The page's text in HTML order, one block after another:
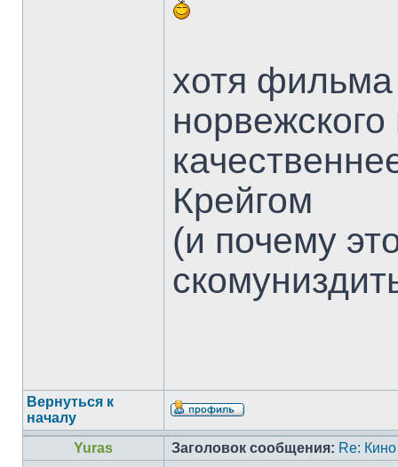
хотя
Крейгом
(и почему
Вернуться к
началу
Yuras
Заголовок сообщения: Re: Кино